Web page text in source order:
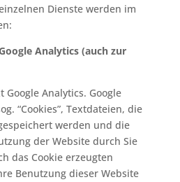
Dienste werden im
Analytics (auch zur
Google Analytics. Google
“Cookies”, Textdateien, die
werden und die
der Website durch Sie
das Cookie erzeugten
Benutzung dieser Website